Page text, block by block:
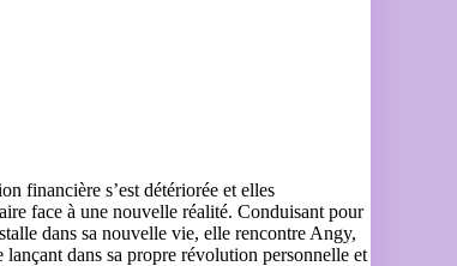
financière s’est détériorée et elles
face à une nouvelle réalité. Conduisant pour
dans sa nouvelle vie, elle rencontre Angy,
dans sa propre révolution personnelle et